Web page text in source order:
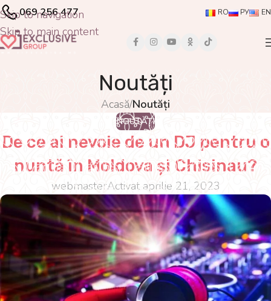
Skip to navigation
Skip to main content
069 256 477 RO РУ EN
Noutăți
Acasă/Noutăți
NOUTĂȚI
De ce ai nevoie de un DJ pentru o
nuntă în Moldova și Chisinau?
webmasterActivat aprilie 21, 2023